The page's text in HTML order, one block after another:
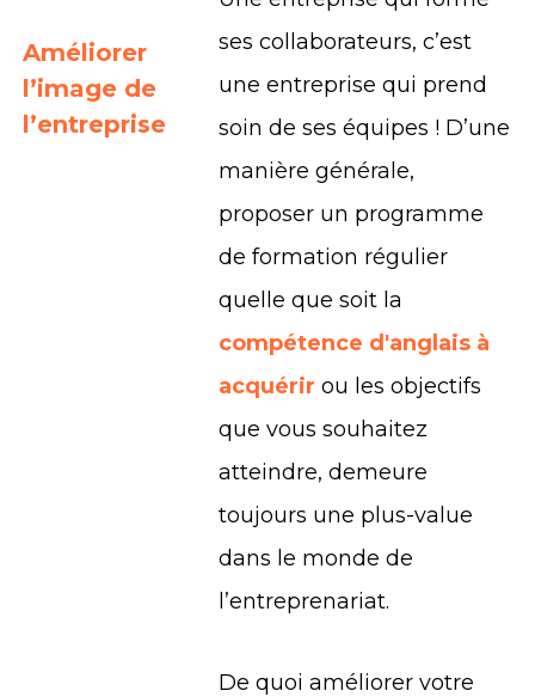
Améliorer
l’image de
l’entreprise
ses collaborateurs, c’est
une entreprise qui prend
soin de ses équipes ! D’une
manière générale,
proposer un programme
de formation régulier
quelle que soit la
compétence d'anglais à
acquérir ou les objectifs
que vous souhaitez
atteindre, demeure
toujours une plus-value
dans le monde de
l’entreprenariat.
De quoi améliorer votre